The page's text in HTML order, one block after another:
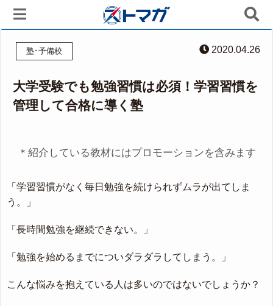
塾･予備校 2020.04.26
大学受験でも勉強習慣は必須！学習習慣を
管理して合格に導く塾
＊紹介している教材にはプロモーションを含みます
「学習習慣がなく毎日勉強を続けられずムラが出てしま
う。」
「長時間勉強を継続できない。」
「勉強を始めるまでについダラダラしてしまう。」
こんな悩みを抱えている人は多いのではないでしょうか？